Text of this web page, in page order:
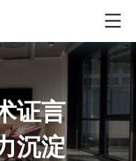
证言
沉淀